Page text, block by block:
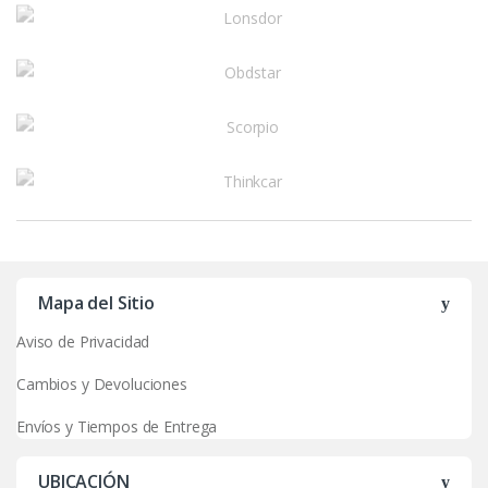
Mapa del Sitio
Aviso de Privacidad
Cambios y Devoluciones
Envíos y Tiempos de Entrega
UBICACIÓN